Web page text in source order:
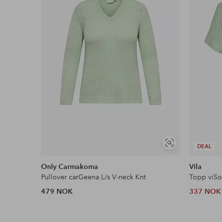
Faktura & Konto
Våre mest fordelaktige betalingsmåter
Les mer
Vis
Only Carmakoma
Pullover carGeena L/s V-neck Knt
479 NOK
DEAL
Vila
Topp
337 NOK